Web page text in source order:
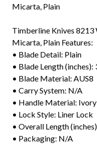
Micarta, Plain
Timberline Knives 8213
Micarta, Plain Features:
• Blade Detail: Plain
• Blade Length (inches):
• Blade Material: AUS8
• Carry System: N/A
• Handle Material:
• Lock Style: Liner Lock
• Overall Length
• Packaging: N/A